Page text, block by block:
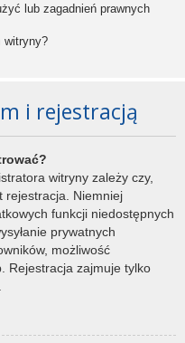
lub zagadnień prawnych
witryny?
i rejestracją
witryny zależy czy,
rejestracja. Niemniej
funkcji niedostępnych
prywatnych
możliwość
Rejestracja zajmuje tylko